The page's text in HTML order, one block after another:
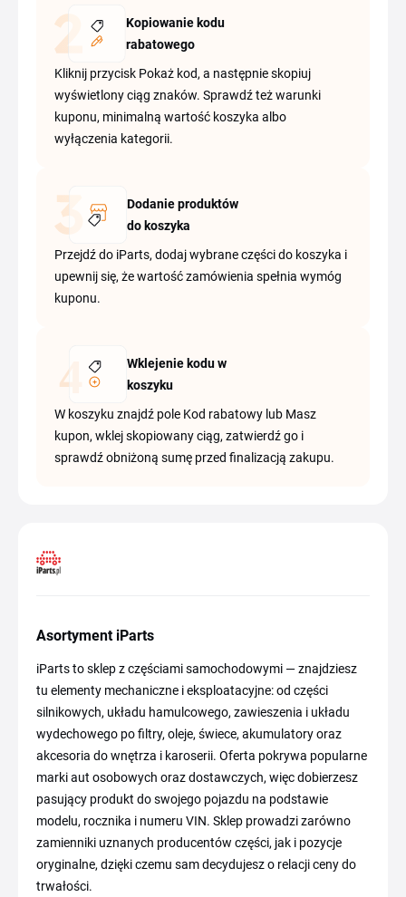
Kopiowanie kodu
rabatowego
Kliknij przycisk Pokaż kod, a następnie skopiuj
wyświetlony ciąg znaków. Sprawdź też warunki
kuponu, minimalną wartość koszyka albo
wyłączenia kategorii.
Dodanie produktów
do koszyka
Przejdź do iParts, dodaj wybrane części do koszyka i
upewnij się, że wartość zamówienia spełnia wymóg
kuponu.
Wklejenie kodu w
koszyku
W koszyku znajdź pole Kod rabatowy lub Masz
kupon, wklej skopiowany ciąg, zatwierdź go i
sprawdź obniżoną sumę przed finalizacją zakupu.
Asortyment iParts
iParts to sklep z częściami samochodowymi — znajdziesz
tu elementy mechaniczne i eksploatacyjne: od części
silnikowych, układu hamulcowego, zawieszenia i układu
wydechowego po filtry, oleje, świece, akumulatory oraz
akcesoria do wnętrza i karoserii. Oferta pokrywa popularne
marki aut osobowych oraz dostawczych, więc dobierzesz
pasujący produkt do swojego pojazdu na podstawie
modelu, rocznika i numeru VIN. Sklep prowadzi zarówno
zamienniki uznanych producentów części, jak i pozycje
oryginalne, dzięki czemu sam decydujesz o relacji ceny do
trwałości.